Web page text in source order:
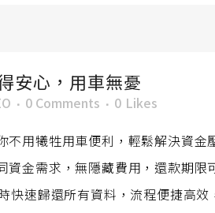
安心，用車無憂
0 Comments 0 Likes
用犧牲用車便利，輕鬆解決資
金需求，無隱藏費用，還款期
快速歸還所有資料，流程便捷高